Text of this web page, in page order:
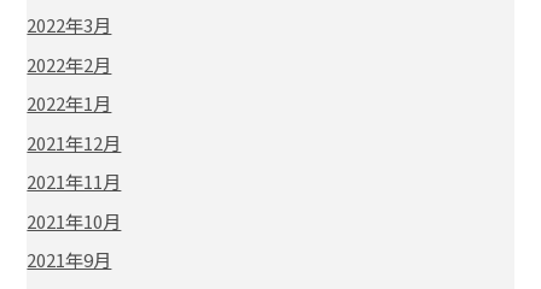
2022年3月
2022年2月
2022年1月
2021年12月
2021年11月
2021年10月
2021年9月